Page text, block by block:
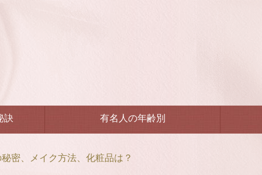
訣 有名人の年齢別
密、メイク方法、化粧品は？